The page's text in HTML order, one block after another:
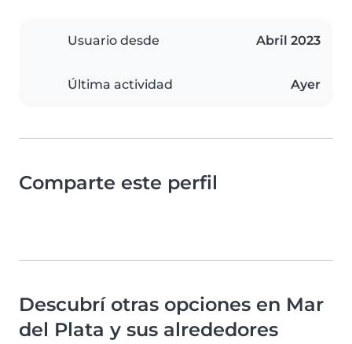
Usuario desde Abril 2023
Última actividad Ayer
Comparte este perfil
Descubrí otras opciones en Mar
del Plata y sus alrededores